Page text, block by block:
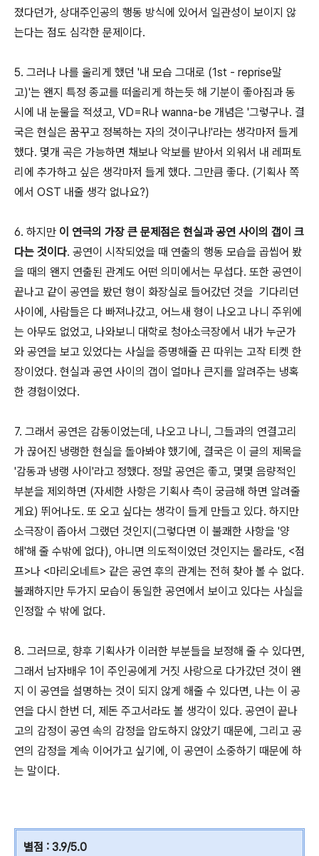
졌다던가, 상대주인공의 행동 방식에 있어서 일관성이 보이지 않
는다는 점도 심각한 문제이다.
5. 그러나 나를 울리게 했던 '내 모습 그대로 (1st - reprise말
고)'는 왠지 특정 종교를 떠올리게 하는듯 해 기분이 좋아짐과 동
시에 내 눈물을 적셨고, VD=R나 wanna-be 개념은 '그렇구나. 결
국은 현실은 꿈꾸고 정복하는 자의 것이구나!'라는 생각마저 들게
했다. 몇개 곡은 가능하면 채보나 악보를 받아서 외워서 내 레퍼토
리에 추가하고 싶은 생각마저 들게 했다. 그만큼 좋다. (기획사 쪽
에서 OST 내줄 생각 없나요?)
6. 하지만 이 연극의 가장 큰 문제점은 현실과 공연 사이의 갭이 크
다는 것이다. 공연이 시작되었을 때 연출의 행동 모습을 곱씹어 봤
을 때의 왠지 연출된 관계도 어떤 의미에서는 무섭다. 또한 공연이
끝나고 같이 공연을 봤던 형이 화장실로 들어갔던 것을 기다리던
사이에, 사람들은 다 빠져나갔고, 어느새 형이 나오고 나니 주위에
는 아무도 없었고, 나와보니 대학로 청아소극장에서 내가 누군가
와 공연을 보고 있었다는 사실을 증명해줄 끈 따위는 고작 티켓 한
장이었다. 현실과 공연 사이의 갭이 얼마나 큰지를 알려주는 냉혹
한 경험이었다.
7. 그래서 공연은 감동이었는데, 나오고 나니, 그들과의 연결고리
가 끊어진 냉랭한 현실을 돌아봐야 했기에, 결국은 이 글의 제목을
'감동과 냉랭 사이'라고 정했다. 정말 공연은 좋고, 몇몇 음량적인
부분을 제외하면 (자세한 사항은 기획사 측이 궁금해 하면 알려줄
게요) 뛰어나도. 또 오고 싶다는 생각이 들게 만들고 있다. 하지만
소극장이 좁아서 그랬던 것인지(그렇다면 이 불쾌한 사항을 '양
해'해 줄 수밖에 없다), 아니면 의도적이었던 것인지는 몰라도, <점
프>나 <마리오네트> 같은 공연 후의 관계는 전혀 찾아 볼 수 없다.
불쾌하지만 두가지 모습이 동일한 공연에서 보이고 있다는 사실을
인정할 수 밖에 없다.
8. 그러므로, 향후 기획사가 이러한 부분들을 보정해 줄 수 있다면,
그래서 남자배우 1이 주인공에게 거짓 사랑으로 다가갔던 것이 왠
지 이 공연을 설명하는 것이 되지 않게 해줄 수 있다면, 나는 이 공
연을 다시 한번 더, 제돈 주고서라도 볼 생각이 있다. 공연이 끝나
고의 감정이 공연 속의 감정을 압도하지 않았기 때문에, 그리고 공
연의 감정을 계속 이어가고 싶기에, 이 공연이 소중하기 때문에 하
는 말이다.
별점 : 3.9/5.0